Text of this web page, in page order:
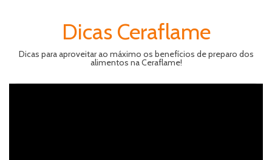
Dicas Ceraflame
Dicas para aproveitar ao máximo os benefícios de preparo dos
alimentos na Ceraflame!